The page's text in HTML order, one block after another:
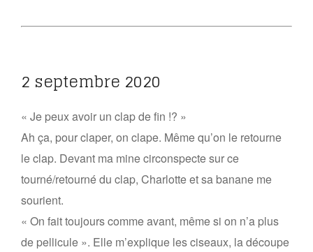
2 septembre 2020
« Je peux avoir un clap de fin !? »
Ah ça, pour claper, on clape. Même qu’on le retourne
le clap. Devant ma mine circonspecte sur ce
tourné/retourné du clap, Charlotte et sa banane me
sourient.
« On fait toujours comme avant, même si on n’a plus
de pellicule ». Elle m’explique les ciseaux, la découpe